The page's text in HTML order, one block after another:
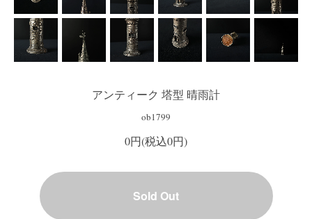
アンティーク 塔型 晴雨計
ob1799
0円(税込0円)
Sold Out